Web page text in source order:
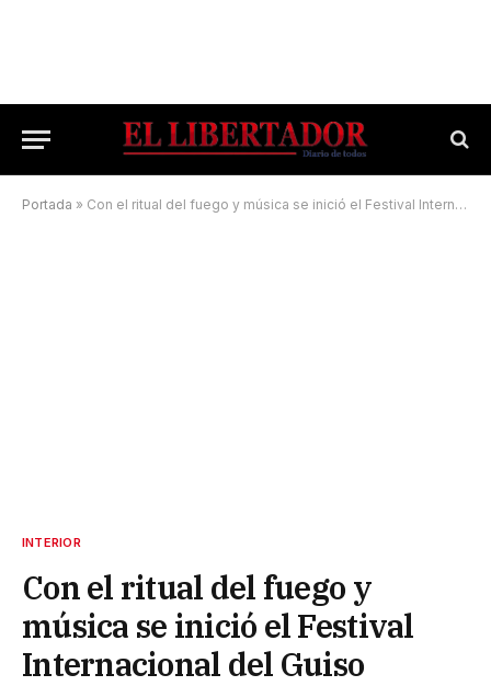
Portada » Con el ritual del fuego y música se inició el Festival Internacional del Guiso
INTERIOR
Con el ritual del fuego y
música se inició el Festival
Internacional del Guiso